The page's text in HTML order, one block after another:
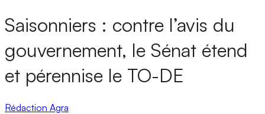
Saisonniers : contre l’avis du
gouvernement, le Sénat étend
et pérennise le TO-DE
Rédaction Agra